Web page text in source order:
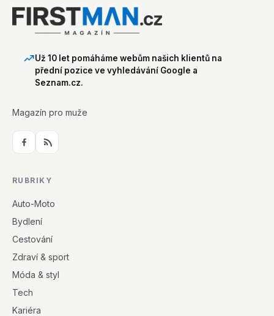
Už 10 let pomáháme webům našich klientů na
přední pozice ve vyhledávání Google a
Seznam.cz.
Magazín pro muže
RUBRIKY
Auto-Moto
Bydlení
Cestování
Zdraví & sport
Móda & styl
Tech
Kariéra